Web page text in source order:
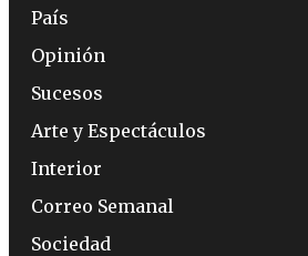
País
Opinión
Sucesos
Arte y Espectáculos
Interior
Correo Semanal
Sociedad